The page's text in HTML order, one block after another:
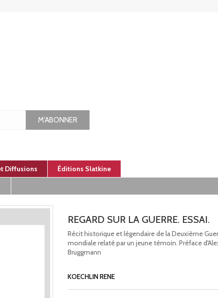
M'ABONNER
Diffusions Éditions Slatkine
REGARD SUR LA GUERRE. ESSAI.
Récit historique et légendaire de la Deuxième
mondiale relaté par un jeune témoin. Préface
Bruggmann
KOECHLIN RENE